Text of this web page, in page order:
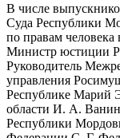
В числе
Суда Республики
по правам
Министр юстиции
Руководитель
управления
Республике Марий
области И. А.
Республики